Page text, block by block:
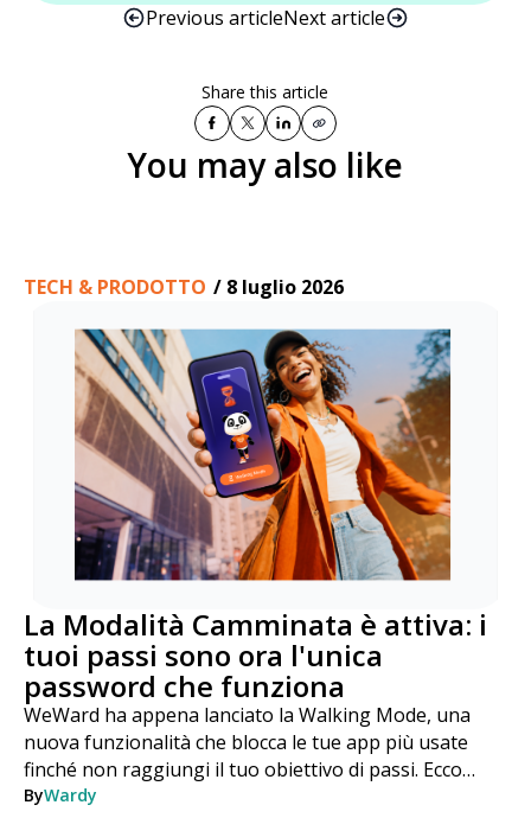
Previous articleNext article
Share this article
You may also like
TECH & PRODOTTO / 8 luglio 2026
La Modalità Camminata è attiva: i
tuoi passi sono ora l'unica
password che funziona
WeWard ha appena lanciato la Walking Mode, una
nuova funzionalità che blocca le tue app più usate
finché non raggiungi il tuo obiettivo di passi. Ecco
come funziona, passo dopo passo.
ByWardy